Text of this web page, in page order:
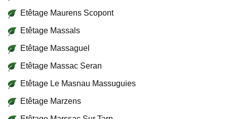
Etêtage Maurens Scopont
Etêtage Massals
Etêtage Massaguel
Etêtage Massac Seran
Etêtage Le Masnau Massuguies
Etêtage Marzens